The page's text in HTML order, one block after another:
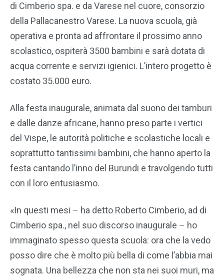
di Cimberio spa. e da Varese nel cuore, consorzio
della Pallacanestro Varese. La nuova scuola, già
operativa e pronta ad affrontare il prossimo anno
scolastico, ospiterà 3500 bambini e sarà dotata di
acqua corrente e servizi igienici. L’intero progetto è
costato 35.000 euro.
Alla festa inaugurale, animata dal suono dei tamburi
e dalle danze africane, hanno preso parte i vertici
del Vispe, le autorità politiche e scolastiche locali e
soprattutto tantissimi bambini, che hanno aperto la
festa cantando l’inno del Burundi e travolgendo tutti
con il loro entusiasmo.
«In questi mesi – ha detto Roberto Cimberio, ad di
Cimberio spa., nel suo discorso inaugurale – ho
immaginato spesso questa scuola: ora che la vedo
posso dire che è molto più bella di come l’abbia mai
sognata. Una bellezza che non sta nei suoi muri, ma